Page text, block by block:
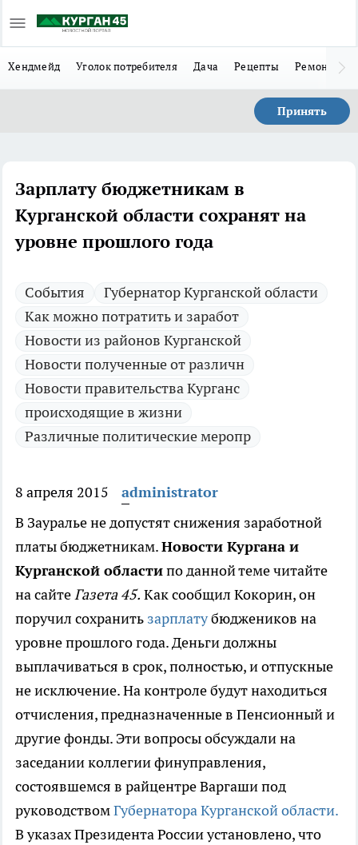
Хендмейд Уголок потребителя Дача Рецепты Ремонт
Принять
Зарплату бюджетникам в
Курганской области сохранят на
уровне прошлого года
Cобытия
Губернатор Курганской области
Как можно потратить и заработ
Новости из районов Курганской
Новости полученные от различн
Новости правительства Курганс
происходящие в жизни
Различные политические меропр
8 апреля 2015
administrator
В Зауралье не допустят снижения заработной
платы бюджетникам.Новости Кургана и
Курганской областипо данной теме читайте
на сайтеГазета 45. Как сообщил Кокорин, он
поручил сохранить зарплатубюджеников на
уровне прошлого года. Деньги должны
выплачиваться в срок, полностью, и отпускные
не исключение. На контроле будут находиться
отчисления, предназначенные в Пенсионный и
другие фонды. Эти вопросы обсуждали на
заседании коллегии финуправления,
состоявшемся в райцентре Варгаши под
руководствомГубернатора Курганской области.
В указах Президента России установлено, что